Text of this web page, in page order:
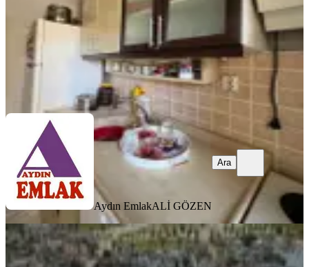
2.190.000 ₺ 2.230.000 ₺
Aydın Emlak ALİ GÖZEN
Aydın EmlakALİ GÖZEN
Ara
EŞYALI
Ra Gayrmenkul Yeni Hastane Civarı
Geleceğe Yatırım Müstakil Ev